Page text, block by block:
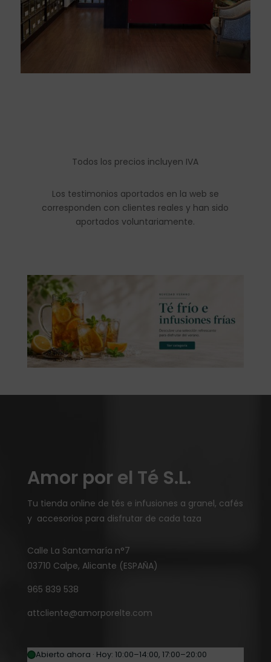
Todos los precios incluyen IVA
Los testimonios aportados en la web se
corresponden con clientes reales y han sido
aportados voluntariamente.
Amor por el Té S.L.
Tu tienda online de tés e infusiones a granel, cafés
y accesorios para disfrutar de cada taza
Calle La Santamaría n°7
03710 Calpe, Alicante (ESPAÑA)
965 839 538
attcliente@amorporelte.com
Abierto ahora · Hoy: 10:00–14:00, 17:00–20:00